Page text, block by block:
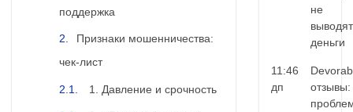
поддержка
Признаки мошенничества:
чек-лист
1. Давление и срочность
не
выводят
деньги
11:46
дп
отзывы: